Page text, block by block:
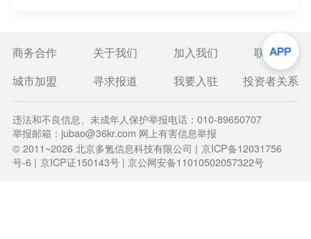
诉讼、仲裁案件部分尚未判决或结案，对公司本期利
润或期后利润的影响存在不确定性。
商务合作 关于我们 加入我们
联系我们
城市加盟
寻求报道 我要入驻 投资者关系
违法和不良信息、未成年人保护举报电话：010-89650707
举报邮箱：jubao@36kr.com 网上有害信息举报
© 2011~2026北京多氪信息科技有限公司 | 京ICP备12031756
号-6 | 京ICP证150143号 | 京公网安备11010502057322号